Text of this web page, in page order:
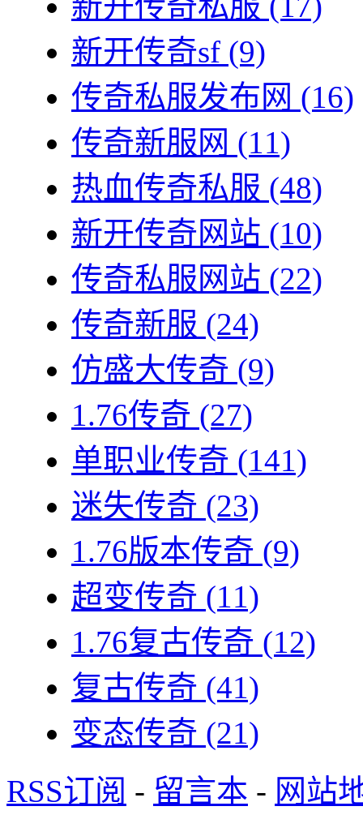
新开传奇sf (9)
传奇私服发布网 (16)
传奇新服网 (11)
热血传奇私服 (48)
新开传奇网站 (10)
传奇私服网站 (22)
传奇新服 (24)
仿盛大传奇 (9)
1.76传奇 (27)
单职业传奇 (141)
迷失传奇 (23)
1.76版本传奇 (9)
超变传奇 (11)
1.76复古传奇 (12)
复古传奇 (41)
变态传奇 (21)
RSS订阅 - 留言本 - 网站